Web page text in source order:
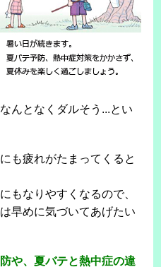
んとなくダルそう...とい
も疲れがたまってくると
もなりやすくなるので、
早めに気づいてあげたい
や、夏バテと熱中症の違